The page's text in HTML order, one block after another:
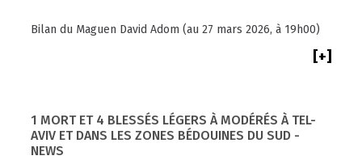
Bilan du Maguen David Adom (au 27 mars 2026, à 19h00)
[+]
1 MORT ET 4 BLESSÉS LÉGERS À MODÉRÉS À TEL-
AVIV ET DANS LES ZONES BÉDOUINES DU SUD -
NEWS